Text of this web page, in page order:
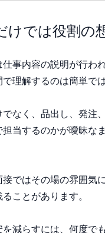
けでは役割の
仕事内容の説明が行わ
で理解するのは簡単で
でなく、品出し、発注
担当するのかが曖昧な
接ではその場の雰囲気
ことがあります。
を減らすには、何度で